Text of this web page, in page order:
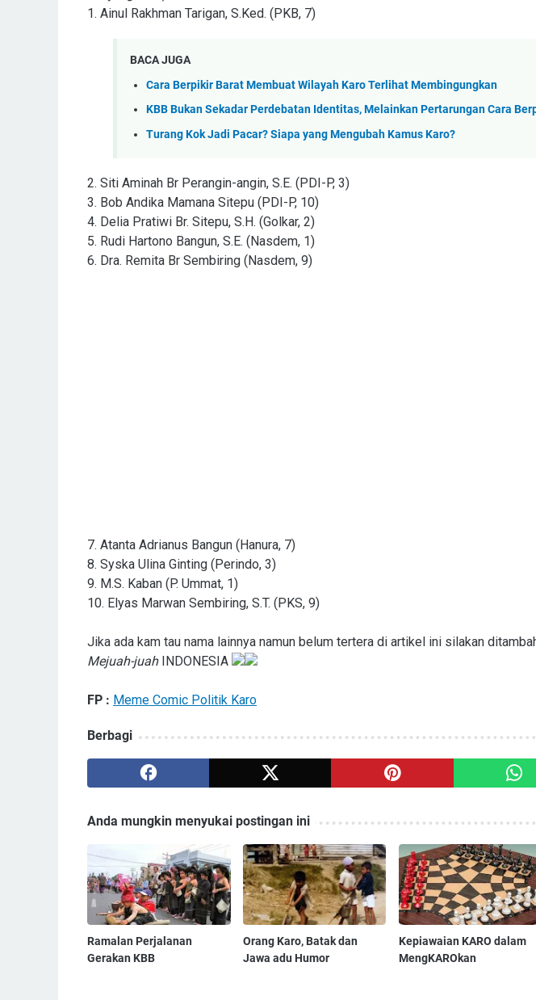
1. Ainul Rakhman Tarigan, S.Ked. (PKB, 7)
BACA JUGA
Cara Berpikir Barat Membuat Wilayah Karo Terlihat Membingungkan
KBB Bukan Sekadar Perdebatan Identitas, Melainkan Pertarungan Cara
Turang Kok Jadi Pacar? Siapa yang Mengubah Kamus Karo?
2. Siti Aminah Br Perangin-angin, S.E. (PDI-P, 3)
3. Bob Andika Mamana Sitepu (PDI-P, 10)
4. Delia Pratiwi Br. Sitepu, S.H. (Golkar, 2)
5. Rudi Hartono Bangun, S.E. (Nasdem, 1)
6. Dra. Remita Br Sembiring (Nasdem, 9)
7. Atanta Adrianus Bangun (Hanura, 7)
8. Syska Ulina Ginting (Perindo, 3)
9. M.S. Kaban (P. Ummat, 1)
10. Elyas Marwan Sembiring, S.T. (PKS, 9)
Jika ada kam tau nama lainnya namun belum tertera di artikel ini silakan
Mejuah-juah INDONESIA
FP : Meme Comic Politik Karo
Berbagi
Anda mungkin menyukai postingan ini
Ramalan Perjalanan
Gerakan KBB
Orang Karo, Batak dan
Jawa adu Humor
Kepiawaian KARO dalam
MengKAROkan